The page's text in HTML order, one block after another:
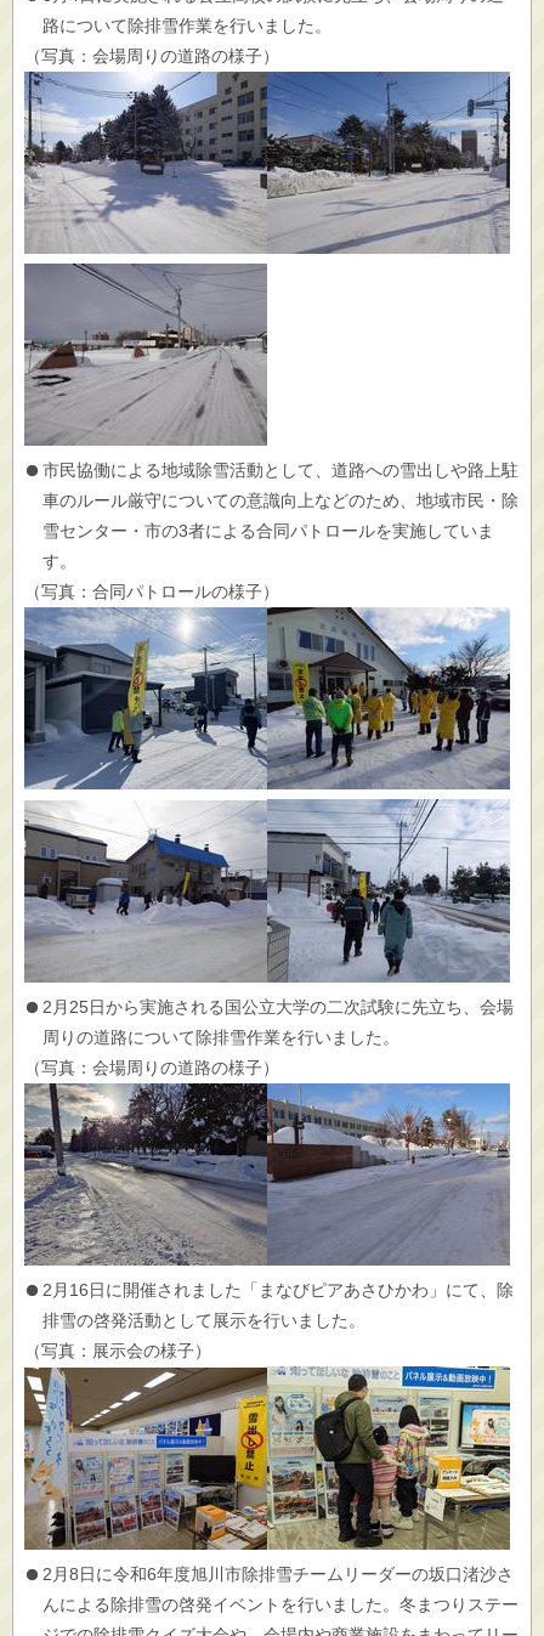
路について除排雪作業を行いました。
（写真：会場周りの道路の様子）
市民協働による地域除雪活動として、道路への雪出しや路上駐
車のルール厳守についての意識向上などのため、地域市民・除
雪センター・市の3者による合同パトロールを実施していま
す。
（写真：合同パトロールの様子）
2月25日から実施される国公立大学の二次試験に先立ち、会場
周りの道路について除排雪作業を行いました。
（写真：会場周りの道路の様子）
2月16日に開催されました「まなびピアあさひかわ」にて、除
排雪の啓発活動として展示を行いました。
（写真：展示会の様子）
2月8日に令和6年度旭川市除排雪チームリーダーの坂口渚沙さ
んによる除排雪の啓発イベントを行いました。冬まつりステー